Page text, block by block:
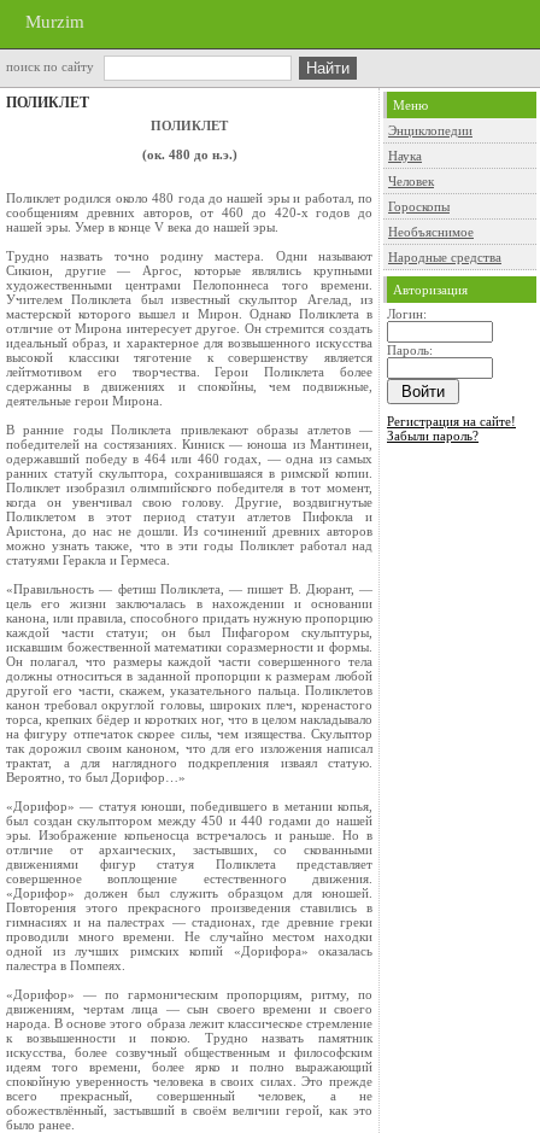
Murzim
поиск по сайту
ПОЛИКЛЕТ
ПОЛИКЛЕТ
(ок. 480 до н.э.)
Поликлет родился около 480 года до нашей эры и работал, по
сообщениям древних авторов, от 460 до 420-х годов до
нашей эры. Умер в конце V века до нашей эры.
Трудно назвать точно родину мастера. Одни называют
Сикион, другие — Аргос, которые являлись крупными
художественными центрами Пелопоннеса того времени.
Учителем Поликлета был известный скульптор Агелад, из
мастерской которого вышел и Мирон. Однако Поликлета в
отличие от Мирона интересует другое. Он стремится создать
идеальный образ, и характерное для возвышенного искусства
высокой классики тяготение к совершенству является
лейтмотивом его творчества. Герои Поликлета более
сдержанны в движениях и спокойны, чем подвижные,
деятельные герои Мирона.
В ранние годы Поликлета привлекают образы атлетов —
победителей на состязаниях. Киниск — юноша из Мантинеи,
одержавший победу в 464 или 460 годах, — одна из самых
ранних статуй скульптора, сохранившаяся в римской копии.
Поликлет изобразил олимпийского победителя в тот момент,
когда он увенчивал свою голову. Другие, воздвигнутые
Поликлетом в этот период статуи атлетов Пифокла и
Аристона, до нас не дошли. Из сочинений древних авторов
можно узнать также, что в эти годы Поликлет работал над
статуями Геракла и Гермеса.
«Правильность — фетиш Поликлета, — пишет В. Дюрант, —
цель его жизни заключалась в нахождении и основании
канона, или правила, способного придать нужную пропорцию
каждой части статуи; он был Пифагором скульптуры,
искавшим божественной математики соразмерности и формы.
Он полагал, что размеры каждой части совершенного тела
должны относиться в заданной пропорции к размерам любой
другой его части, скажем, указательного пальца. Поликлетов
канон требовал округлой головы, широких плеч, коренастого
торса, крепких бёдер и коротких ног, что в целом накладывало
на фигуру отпечаток скорее силы, чем изящества. Скульптор
так дорожил своим каноном, что для его изложения написал
трактат, а для наглядного подкрепления изваял статую.
Вероятно, то был Дорифор…»
«Дорифор» — статуя юноши, победившего в метании копья,
был создан скульптором между 450 и 440 годами до нашей
эры. Изображение копьеносца встречалось и раньше. Но в
отличие от архаических, застывших, со скованными
движениями фигур статуя Поликлета представляет
совершенное воплощение естественного движения.
«Дорифор» должен был служить образцом для юношей.
Повторения этого прекрасного произведения ставились в
гимнасиях и на палестрах — стадионах, где древние греки
проводили много времени. Не случайно местом находки
одной из лучших римских копий «Дорифора» оказалась
палестра в Помпеях.
«Дорифор» — по гармоническим пропорциям, ритму, по
движениям, чертам лица — сын своего времени и своего
народа. В основе этого образа лежит классическое стремление
к возвышенности и покою. Трудно назвать памятник
искусства, более созвучный общественным и философским
идеям того времени, более ярко и полно выражающий
спокойную уверенность человека в своих силах. Это прежде
всего прекрасный, совершенный человек, а не
обожествлённый, застывший в своём величии герой, как это
было ранее.
Меню
Энциклопедии
Наука
Человек
Гороскопы
Необъяснимое
Народные средства
Авторизация
Логин:
Пароль:
Регистрация на сайте!
Забыли пароль?